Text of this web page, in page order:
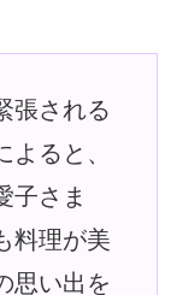
張される
ると、
子さま
料理が美
思い出を